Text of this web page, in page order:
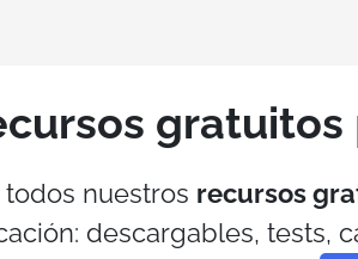
gratuitos
nuestros recursos
descargables, tests,